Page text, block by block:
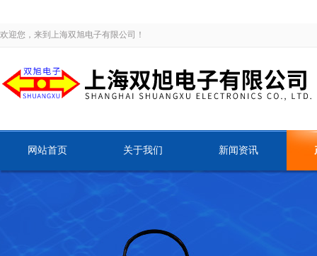
欢迎您，来到上海双旭电子有限公司！
网站首页 关于我们 新闻资讯